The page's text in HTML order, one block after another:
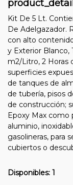
Kit De 5 Lt.
De Adelgazador.
con alto
y Exterior Blanco,
m2/Litro, 2 Horas
superficies
de tanques de
de tubería, pisos
de construcción;
Epoxy Max como
aluminio,
gasolineras, para
cubiertos o
Disponibles: 1